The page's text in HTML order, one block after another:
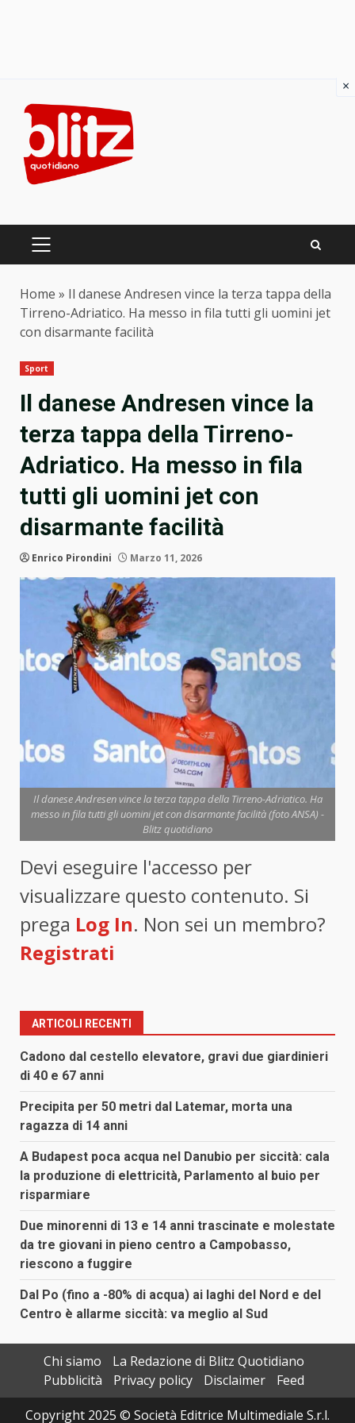
content
PRIMARY
Home » Il danese Andresen vince la terza tappa della
Tirreno-Adriatico. Ha messo in fila tutti gli uomini jet
con disarmante facilità
Sport
Il danese Andresen vince la
terza tappa della Tirreno-
Adriatico. Ha messo in fila
tutti gli uomini jet con
disarmante facilità
Enrico Pirondini Marzo 11, 2026
Il danese Andresen vince la terza tappa della Tirreno-Adriatico. Ha
messo in fila tutti gli uomini jet con disarmante facilità (foto ANSA) -
Blitz quotidiano
Devi eseguire l'accesso per
visualizzare questo contenuto. Si
prega Log In. Non sei un membro?
Registrati
ARTICOLI RECENTI
Cadono dal cestello elevatore, gravi due giardinieri
di 40 e 67 anni
Precipita per 50 metri dal Latemar, morta una
ragazza di 14 anni
A Budapest poca acqua nel Danubio per siccità: cala
la produzione di elettricità, Parlamento al buio per
risparmiare
Due minorenni di 13 e 14 anni trascinate e molestate
da tre giovani in pieno centro a Campobasso,
riescono a fuggire
Dal Po (fino a -80% di acqua) ai laghi del Nord e del
Centro è allarme siccità: va meglio al Sud
Chi siamo
La Redazione di Blitz Quotidiano
Pubblicità
Privacy policy Disclaimer
Feed
Copyright 2025 © Società Editrice Multimediale S.r.l.
×